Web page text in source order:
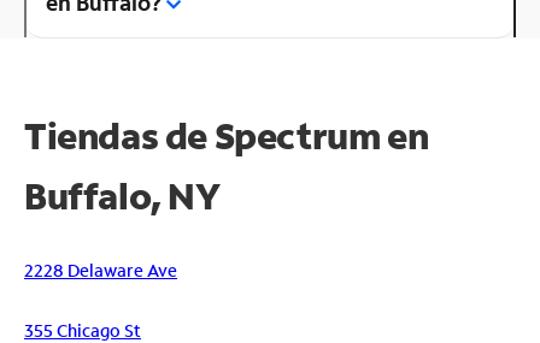
Tiendas de Spectrum en
Buffalo, NY
2228 Delaware Ave
355 Chicago St